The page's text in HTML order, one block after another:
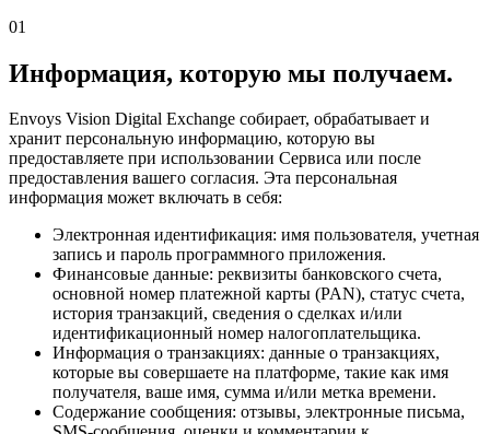
01
Информация, которую мы получаем.
Envoys Vision Digital Exchange собирает, обрабатывает и
хранит персональную информацию, которую вы
предоставляете при использовании Сервиса или после
предоставления вашего согласия. Эта персональная
информация может включать в себя:
Электронная идентификация: имя пользователя, учетная
запись и пароль программного приложения.
Финансовые данные: реквизиты банковского счета,
основной номер платежной карты (PAN), статус счета,
история транзакций, сведения о сделках и/или
идентификационный номер налогоплательщика.
Информация о транзакциях: данные о транзакциях,
которые вы совершаете на платформе, такие как имя
получателя, ваше имя, сумма и/или метка времени.
Содержание сообщения: отзывы, электронные письма,